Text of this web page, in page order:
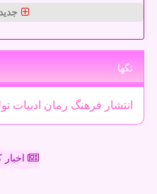
تگها
انتشار فرهنگ رمان ادبیات
اخبار